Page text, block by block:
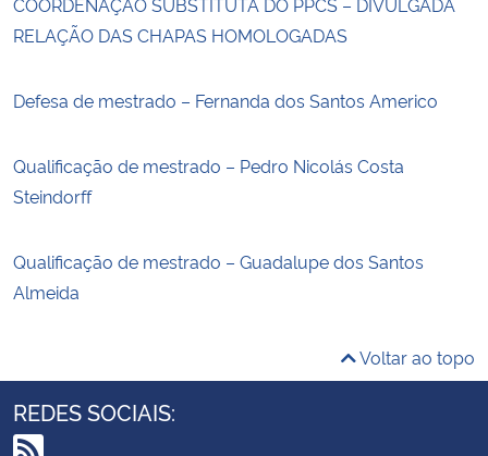
RELAÇÃO DAS CHAPAS HOMOLOGADAS
Defesa de mestrado – Fernanda dos Santos Americo
Qualificação de mestrado – Pedro Nicolás Costa
Steindorff
Qualificação de mestrado – Guadalupe dos Santos
Almeida
Voltar ao topo
REDES SOCIAIS: